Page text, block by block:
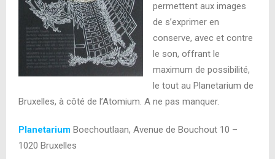
permettent aux images
de s’exprimer en
conserve, avec et contre
le son, offrant le
maximum de possibilité,
le tout au Planetarium de
Bruxelles, à côté de l’Atomium. A ne pas manquer.
Planetarium Boechoutlaan, Avenue de Bouchout 10 –
1020 Bruxelles